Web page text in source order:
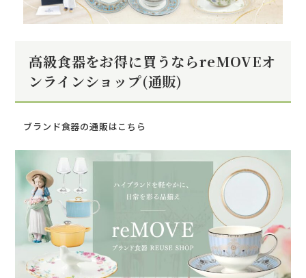
高級食器をお得に買うならreMOVEオ
ンラインショップ(通販)
ブランド食器の通販はこちら